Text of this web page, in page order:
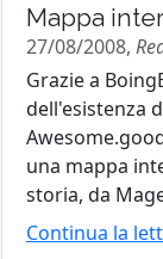
Mappa
27/08/2008,
Grazie a
dell'esistenza
una mappa
storia, da
Continua la